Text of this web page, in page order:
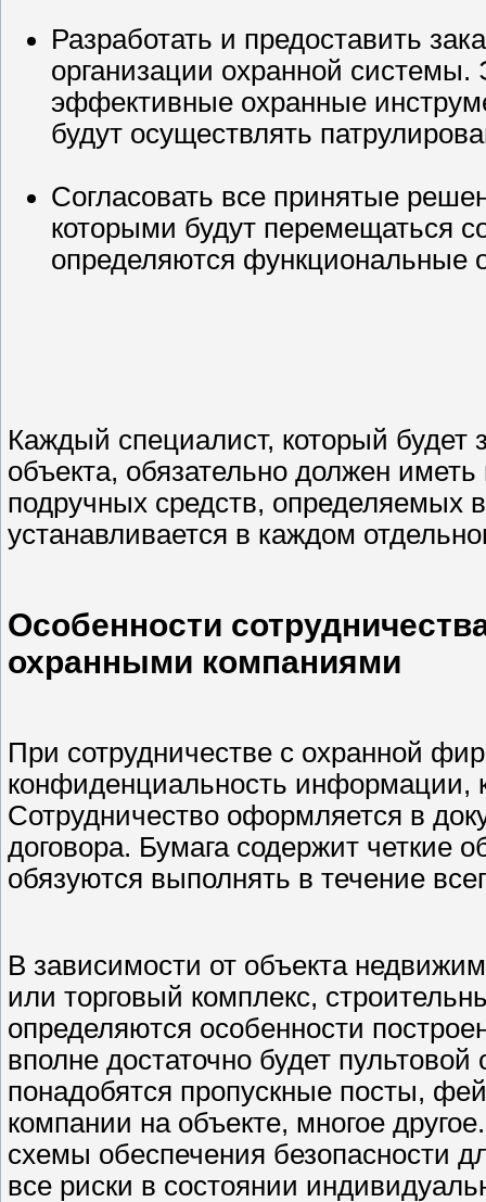
Разработать и предоставить
организации охранной системы.
эффективные охранные
будут осуществлять
Согласовать все принятые
которыми будут перемещаться
определяются функциональные
Каждый специалист, который будет
объекта, обязательно должен
подручных средств, определяемых
устанавливается в каждом
Особенности
охранными компаниями
При сотрудничестве с охранной
конфиденциальность информации,
Сотрудничество оформляется в
договора. Бумага содержит четкие
обязуются выполнять в течение
В зависимости от объекта
или торговый комплекс,
определяются особенности
вполне достаточно будет
понадобятся пропускные посты,
компании на объекте, многое
схемы обеспечения безопасности
все риски в состоянии